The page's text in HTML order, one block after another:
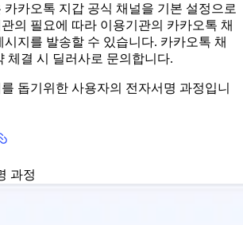
카카오톡 지갑 공식 채널을 기본 설정으로
의 필요에 따라 이용기관의 카카오톡 채
시지를 발송할 수 있습니다. 카카오톡 채
체결 시 딜러사로 문의합니다.
돕기위한 사용자의 전자서명 과정입니
과정